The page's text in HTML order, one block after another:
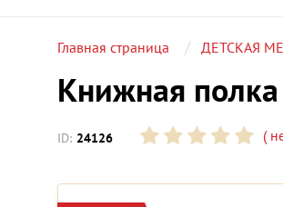
Главная страница ДЕТСКАЯ
Книжная полка
ID: 24126 (